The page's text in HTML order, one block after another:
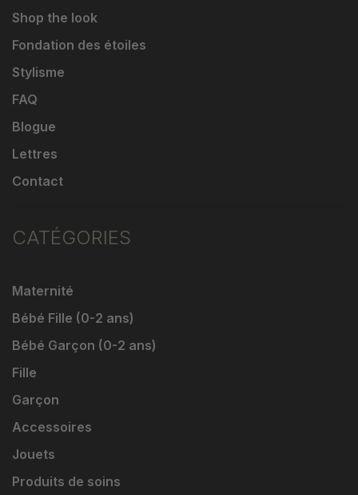
Shop the look
Fondation des étoiles
Stylisme
FAQ
Blogue
Lettres
Contact
CATÉGORIES
Maternité
Bébé Fille (0-2 ans)
Bébé Garçon (0-2 ans)
Fille
Garçon
Accessoires
Jouets
Produits de soins